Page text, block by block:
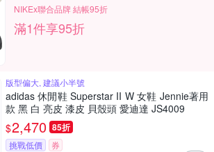
NIKEx聯合品牌 結帳95折
滿1件享95折
版型偏大, 建議小半號
adidas 休閒鞋 Superstar II W 女鞋 Jennie著用
款 黑 白 亮皮 漆皮 貝殼頭 愛迪達 JS4009
$2,470 85折
挑戰低價 券